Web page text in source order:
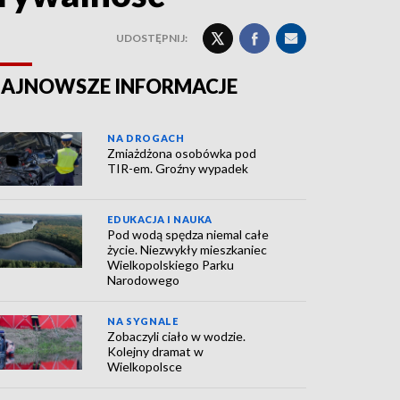
UDOSTĘPNIJ:
INFORMACJE
NA DROGACH
Zmiażdżona osobówka pod
TIR-em. Groźny wypadek
EDUKACJA I NAUKA
Pod wodą spędza niemal całe
życie. Niezwykły mieszkaniec
Wielkopolskiego Parku
Narodowego
NA SYGNALE
Zobaczyli ciało w wodzie.
Kolejny dramat w
Wielkopolsce